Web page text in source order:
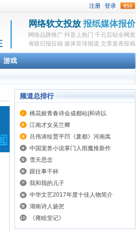
网络软文投放 报纸媒体报价
网络品牌推广 抖音上热门 千元百站全网发
省级日报征稿 媒体宣传报道 文章发表投稿
游戏
频道总排行
桃花姬青春诗会成都站|和诗以
江南才女吴兰卿
吕伟涛绘贾平凹《废都》河南嵩
中国宠兽小说掌门人雨魔推新作
雪天思念
跟往事干杯
我和我的儿子
中华文艺2017年度十佳人物简介
湖南诗人扬乫
《雍睦堂记》